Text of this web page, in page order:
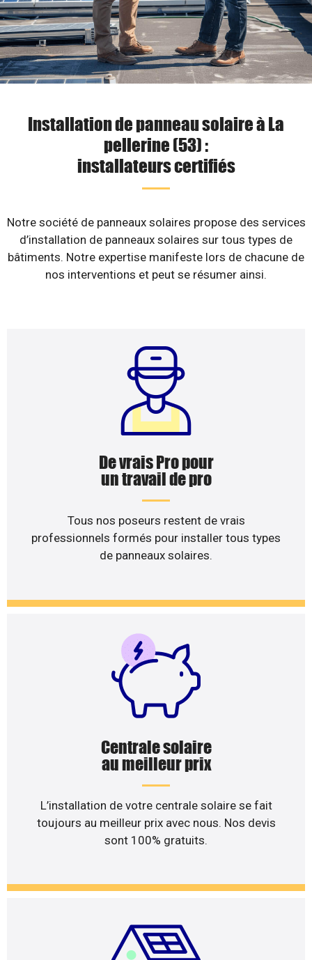
Installation de panneau solaire à La
pellerine (53) :
installateurs certifiés
Notre société de panneaux solaires propose des services
d’installation de panneaux solaires sur tous types de
bâtiments. Notre expertise manifeste lors de chacune de
nos interventions et peut se résumer ainsi.
De vrais Pro pour
un travail de pro
Tous nos poseurs restent de vrais
professionnels formés pour installer tous types
de panneaux solaires.
Centrale solaire
au meilleur prix
L’installation de votre centrale solaire se fait
toujours au meilleur prix avec nous. Nos devis
sont 100% gratuits.